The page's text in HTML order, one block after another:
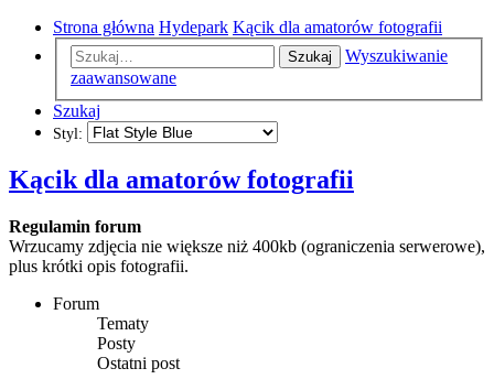
Strona główna Hydepark Kącik dla amatorów fotografii
Szukaj
Wyszukiwanie
zaawansowane
Szukaj
Styl:
Kącik dla amatorów fotografii
Regulamin forum
Wrzucamy zdjęcia nie większe niż 400kb (ograniczenia serwerowe),
plus krótki opis fotografii.
Forum
Tematy
Posty
Ostatni post